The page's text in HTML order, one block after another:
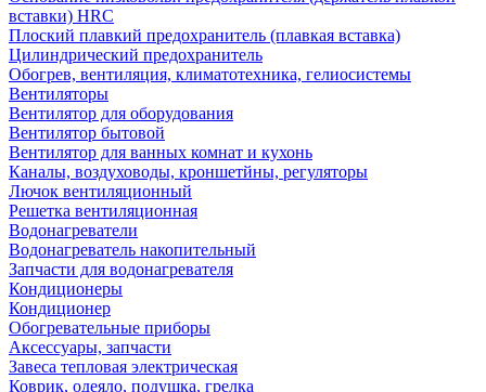
вставки) HRC
Плоский плавкий предохранитель (плавкая вставка)
Цилиндрический предохранитель
Обогрев, вентиляция, климатотехника, гелиосистемы
Вентиляторы
Вентилятор для оборудования
Вентилятор бытовой
Вентилятор для ванных комнат и кухонь
Каналы, воздуховоды, кроншетйны, регуляторы
Лючок вентиляционный
Решетка вентиляционная
Водонагреватели
Водонагреватель накопительный
Запчасти для водонагревателя
Кондиционеры
Кондиционер
Обогревательные приборы
Аксессуары, запчасти
Завеса тепловая электрическая
Коврик, одеяло, подушка, грелка